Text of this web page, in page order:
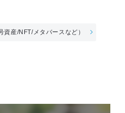
産/NFT/メタバースなど）